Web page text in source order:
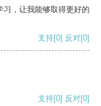
习，让我能够取得更好的
支持[0] 反对[0]
支持[0] 反对[0]